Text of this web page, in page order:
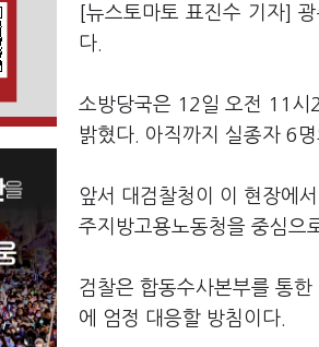
[뉴스토마토 표진수 기자]
다.
소방당국은 12일 오전 11시
밝혔다. 아직까지 실종자 6
앞서 대검찰청이 이 현장에
주지방고용노동청을 중심으
검찰은 합동수사본부를 통
에 엄정 대응할 방침이다.